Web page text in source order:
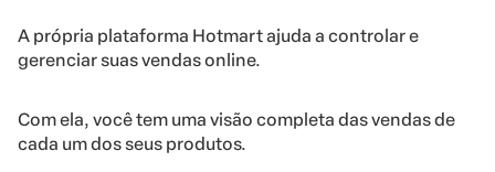
A própria plataforma Hotmart ajuda a controlar e
gerenciar suas vendas online.
Com ela, você tem uma visão completa das vendas de
cada um dos seus produtos.